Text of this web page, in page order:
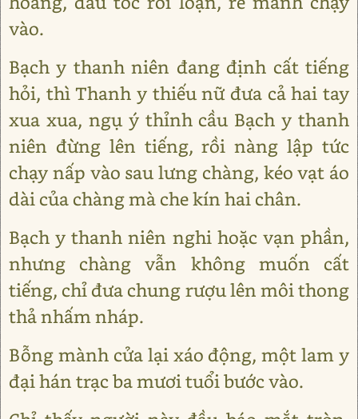
vào.
Bạch y thanh niên đang định cất tiếng
hỏi, thì Thanh y thiếu nữ đưa cả hai tay
xua xua, ngụ ý thỉnh cầu Bạch y thanh
niên đừng lên tiếng, rồi nàng lập tức
chạy nấp vào sau lưng chàng, kéo vạt áo
dài của chàng mà che kín hai chân.
Bạch y thanh niên nghi hoặc vạn phần,
nhưng chàng vẫn không muốn cất
tiếng, chỉ đưa chung rượu lên môi thong
thả nhấm nháp.
Bỗng mành cửa lại xáo động, một lam y
đại hán trạc ba mươi tuổi bước vào.